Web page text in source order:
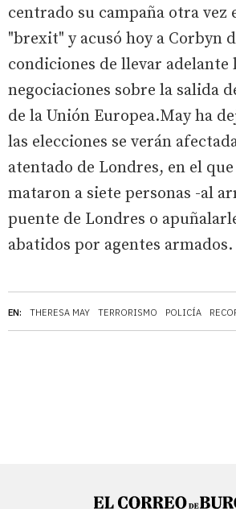
EN: THERESA MAY TERRORISMO POLICÍA
centrado su campaña otra vez
"brexit" y acusó hoy a Corbyn
condiciones de llevar adelante
negociaciones sobre la salida
de la Unión Europea.May ha
las elecciones se verán
atentado de Londres, en el
mataron a siete personas -al
puente de Londres o
abatidos por agentes armados.